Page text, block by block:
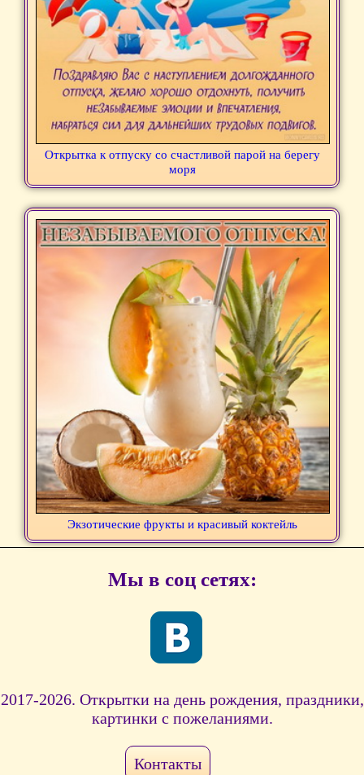
Открытка к отпуску со счастливой парой на берегу
моря
Экзотические фрукты и красивый коктейль
Мы в соц сетях:
2017-2026. Открытки на день рождения, праздники,
картинки с пожеланиями.
Контакты